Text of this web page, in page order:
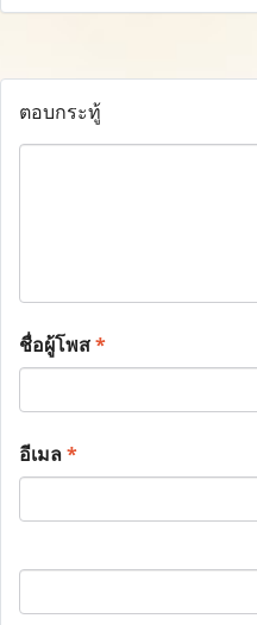
ตอบกระทู้
ชื่อผู้โพส*
อีเมล*